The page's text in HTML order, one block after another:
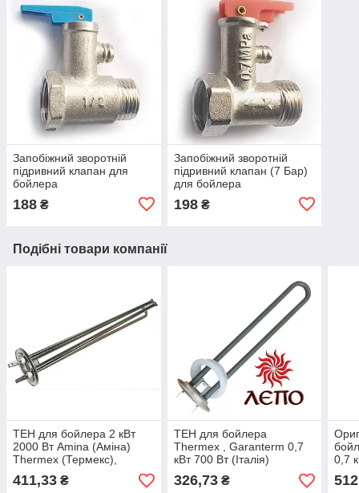
Запобіжний зворотній
підривний клапан для
бойлера
188 ₴
Запобіжний зворотній
підривний клапан (7 Бар)
для бойлера
198₴
Подібні товари компанії
ТЕН для бойлера 2 кВт
2000 Вт Amina (Аміна)
Thermex (Термекс),
Garanterm (Гарантерм)
фланець 63 мм мідний
411,33 ₴
ТЕН для бойлера
Thermex , Garanterm 0,7
кВт 700 Вт (Італія)
326,73₴
0,7
512